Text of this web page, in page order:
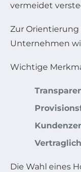
vermeidet
Zur
Unternehmen
Wichtige
Die Wahl eines